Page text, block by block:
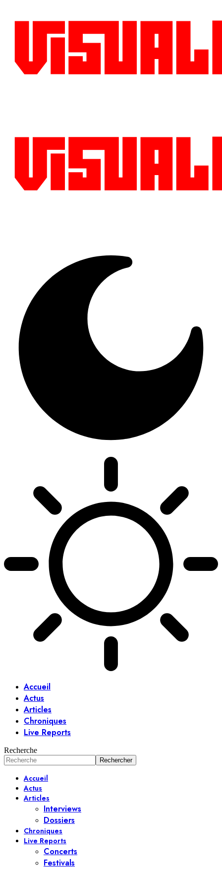
Accueil
Actus
Articles
Chroniques
Live Reports
Recherche
Accueil
Actus
Articles
Interviews
Dossiers
Chroniques
Live Reports
Concerts
Festivals